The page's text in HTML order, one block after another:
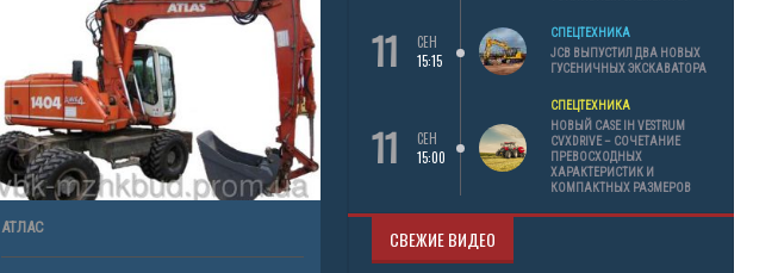
АТЛАС
11
СЕН
15:15
СПЕЦТЕХНИКА
JCB ВЫПУСТИЛ ДВА НОВЫХ
ГУСЕНИЧНЫХ ЭКСКАВАТОРА
11
СЕН
15:00
СПЕЦТЕХНИКА
НОВЫЙ CASE IH VESTRUM
CVXDRIVE – СОЧЕТАНИЕ
ПРЕВОСХОДНЫХ
ХАРАКТЕРИСТИК И
КОМПАКТНЫХ РАЗМЕРОВ
СВЕЖИЕ ВИДЕО